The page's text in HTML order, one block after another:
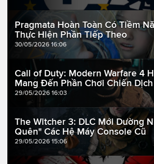
Pragmata Hoàn Toàn Có Tiềm
Thực Hiện Phần Tiếp Theo
30/05/2026 16:06
Call of Duty: Modern Warfare 4
Mang Đến Phần Chơi Chiến
29/05/2026 16:03
The Witcher 3: DLC Mới Dường
Quên" Các Hệ Máy Console Cũ
29/05/2026 15:06